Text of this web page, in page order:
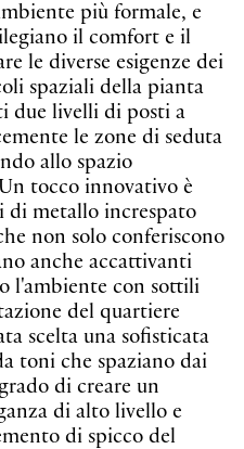
più formale, e
il comfort e il
le diverse esigenze dei
spaziali della pianta
due livelli di posti a
le zone di seduta
allo spazio
tocco innovativo è
di metallo increspato
non solo conferiscono
anche accattivanti
l'ambiente con sottili
del quartiere
scelta una sofisticata
toni che spaziano dai
di creare un
di alto livello e
di spicco del